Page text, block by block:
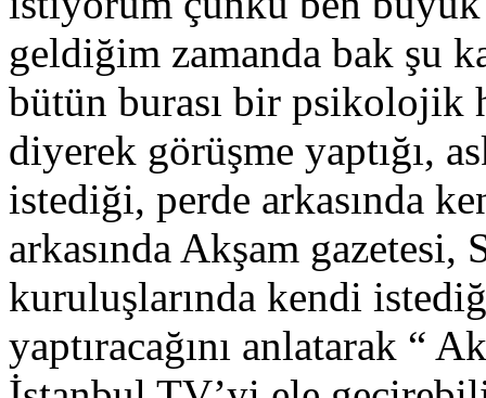
geldiğim zamanda bak şu
bütün burası bir psikolojik
diyerek görüşme yaptığı,
istediği, perde arkasında
arkasında Akşam
kuruluşlarında kendi
yaptıracağını anlatarak “